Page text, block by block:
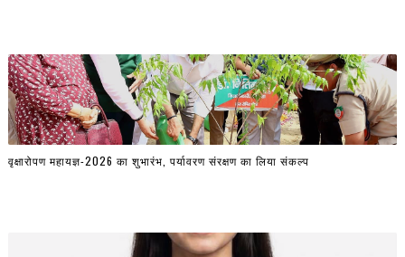
वृक्षारोपण महायज्ञ-2026 का शुभारंभ, पर्यावरण संरक्षण का लिया संकल्प